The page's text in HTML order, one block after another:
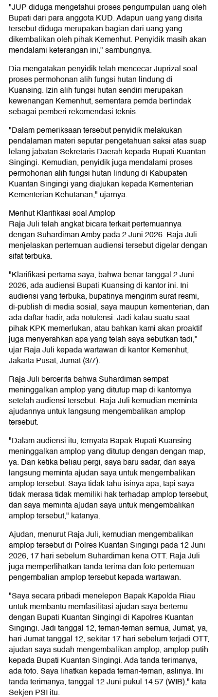
"JUP diduga mengetahui proses pengumpulan uang oleh
Bupati dari para anggota KUD. Adapun uang yang disita
tersebut diduga merupakan bagian dari uang yang
dikembalikan oleh pihak Kemenhut. Penyidik masih akan
mendalami keterangan ini," sambungnya.
Dia mengatakan penyidik telah mencecar Juprizal soal
proses permohonan alih fungsi hutan lindung di
Kuansing. Izin alih fungsi hutan sendiri merupakan
kewenangan Kemenhut, sementara pemda bertindak
sebagai pemberi rekomendasi teknis.
"Dalam pemeriksaan tersebut penyidik melakukan
pendalaman materi seputar pengetahuan saksi atas suap
lelang jabatan Sekretaris Daerah kepada Bupati Kuantan
Singingi. Kemudian, penyidik juga mendalami proses
permohonan alih fungsi hutan lindung di Kabupaten
Kuantan Singingi yang diajukan kepada Kementerian
Kementerian Kehutanan," ujarnya.
Menhut Klarifikasi soal Amplop
Raja Juli telah angkat bicara terkait pertemuannya
dengan Suhardiman Amby pada 2 Juni 2026. Raja Juli
menjelaskan pertemuan audiensi tersebut digelar dengan
sifat terbuka.
"Klarifikasi pertama saya, bahwa benar tanggal 2 Juni
2026, ada audiensi Bupati Kuansing di kantor ini. Ini
audiensi yang terbuka, bupatinya mengirim surat resmi,
di-publish di media sosial, saya maupun kementerian, dan
ada daftar hadir, ada notulensi. Jadi kalau suatu saat
pihak KPK memerlukan, atau bahkan kami akan proaktif
juga menyerahkan apa yang telah saya sebutkan tadi,"
ujar Raja Juli kepada wartawan di kantor Kemenhut,
Jakarta Pusat, Jumat (3/7).
Raja Juli bercerita bahwa Suhardiman sempat
meninggalkan amplop yang ditutup map di kantornya
setelah audiensi tersebut. Raja Juli kemudian meminta
ajudannya untuk langsung mengembalikan amplop
tersebut.
"Dalam audiensi itu, ternyata Bapak Bupati Kuansing
meninggalkan amplop yang ditutup dengan dengan map,
ya. Dan ketika beliau pergi, saya baru sadar, dan saya
langsung meminta ajudan saya untuk mengembalikan
amplop tersebut. Saya tidak tahu isinya apa, tapi saya
tidak merasa tidak memiliki hak terhadap amplop tersebut,
dan saya meminta ajudan saya untuk mengembalikan
amplop tersebut," katanya.
Ajudan, menurut Raja Juli, kemudian mengembalikan
amplop tersebut di Polres Kuantan Singingi pada 12 Juni
2026, 17 hari sebelum Suhardiman kena OTT. Raja Juli
juga memperlihatkan tanda terima dan foto pertemuan
pengembalian amplop tersebut kepada wartawan.
"Saya secara pribadi menelepon Bapak Kapolda Riau
untuk membantu memfasilitasi ajudan saya bertemu
dengan Bupati Kuantan Singingi di Kapolres Kuantan
Singingi. Jadi tanggal 12, teman-teman semua, Jumat, ya,
hari Jumat tanggal 12, sekitar 17 hari sebelum terjadi OTT,
ajudan saya sudah mengembalikan amplop, amplop putih
kepada Bupati Kuantan Singingi. Ada tanda terimanya,
ada foto. Saya lihatkan kepada teman-teman, aslinya. Ini
tanda terimanya, tanggal 12 Juni pukul 14.57 (WIB)," kata
Sekjen PSI itu.